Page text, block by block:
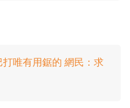
打唯有用鋸的 網民：求